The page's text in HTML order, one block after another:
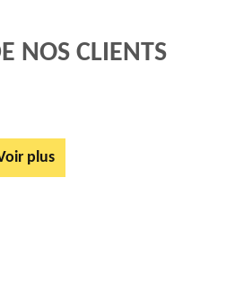
NOS CLIENTS
plus